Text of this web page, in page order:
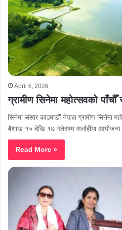
April 6, 2026
ग्रामीण सिनेमा महोत्सवको
सिनेमा संसार काठमाडौं नेपाल ग्रामीण सिनेमा
बैशाख १५ देखि १७ गतेसम्म सर्लाहीमा
Read More »